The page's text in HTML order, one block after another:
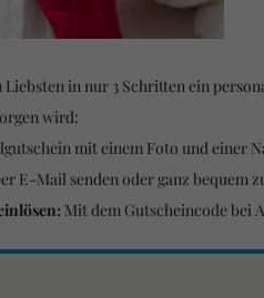
Liebsten in nur 3 Schritten ein
wird:
mit einem Foto und einer
E-Mail senden oder ganz bequem
Mit dem Gutscheincode bei